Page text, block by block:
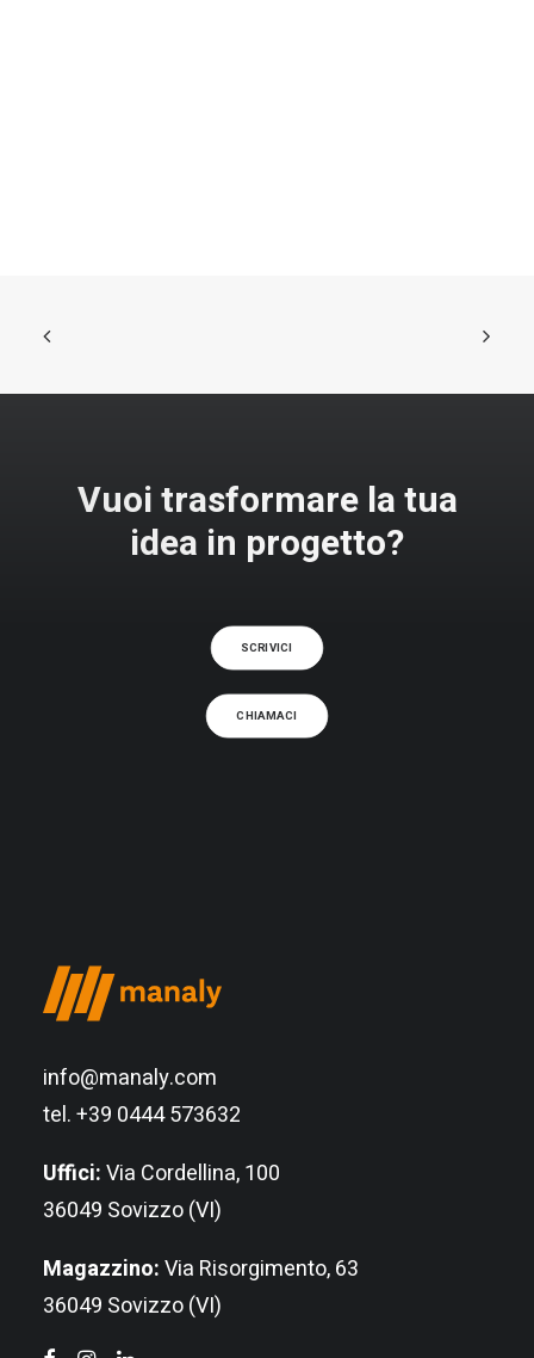
Vuoi trasformare la tua
idea in progetto?
SCRIVICI
CHIAMACI
info@manaly.com
tel. +39 0444 573632
Uffici:Via Cordellina, 100
36049 Sovizzo (VI)
Magazzino:Via Risorgimento, 63
36049 Sovizzo (VI)